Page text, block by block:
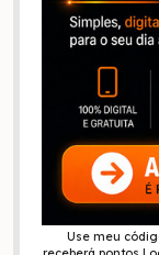
Use meu